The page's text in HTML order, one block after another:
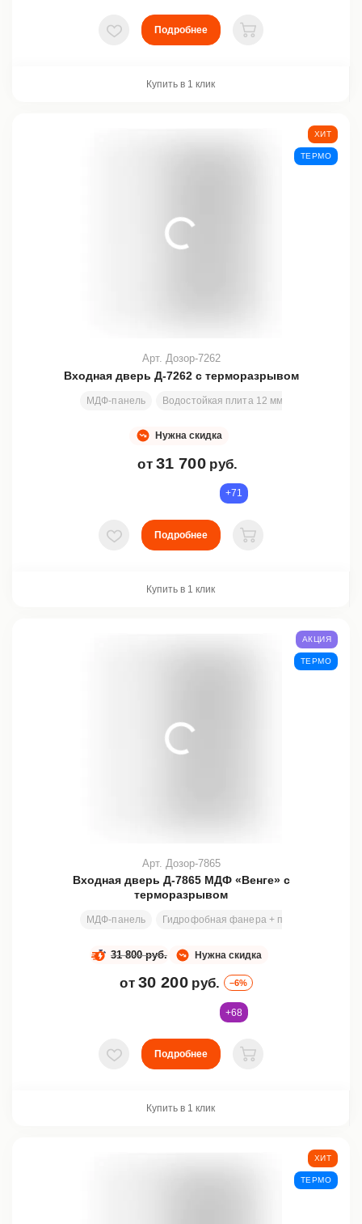
В избранное
Подробнее
В корзину
Купить в 1 клик
Входная дверь Д-7262 с терморазрывом
МДФ-панель Водостойкая плита 12 мм +
Арт. Дозор-7262
Нужна скидка
от 31 700 руб.
ХИТ
ТЕРМО
+71
В избранное
Подробнее
В корзину
Купить в 1 клик
Входная дверь Д-7865 МДФ «Венге» с
терморазрывом
МДФ-панель Гидрофобная фанера + пенополиэтилен
Арт. Дозор-7865
Нужна скидка
31 800 руб.
от 30 200 руб. –6%
АКЦИЯ
ТЕРМО
+68
В избранное
Подробнее
В корзину
Купить в 1 клик
ХИТ
ТЕРМО